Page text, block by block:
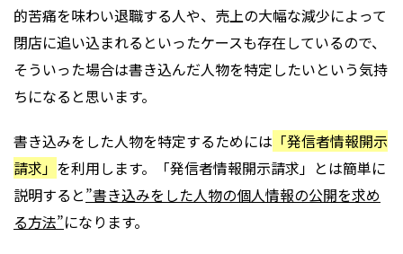
的苦痛を味わい退職する人や、売上の大幅な減少によって
閉店に追い込まれるといったケースも存在しているので、
そういった場合は書き込んだ人物を特定したいという気持
ちになると思います。
書き込みをした人物を特定するためには 「発信者情報開示
請求」 を利用します。「発信者情報開示請求」とは簡単に
説明すると”書き込みをした人物の個人情報の公開を求め
る方法”になります。